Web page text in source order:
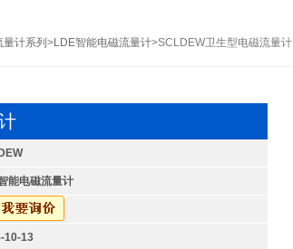
量计系列 >LDE智能电磁流量计>SCLDEW卫生型电磁流量计
能电磁流量计
10-13